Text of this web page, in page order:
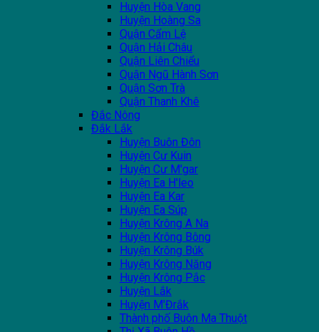
Huyện Hòa Vang
Huyện Hoàng Sa
Quận Cẩm Lệ
Quận Hải Châu
Quận Liên Chiểu
Quận Ngũ Hành Sơn
Quận Sơn Trà
Quận Thanh Khê
Đắc Nông
Đắk Lắk
Huyện Buôn Đôn
Huyện Cư Kuin
Huyện Cư M'gar
Huyện Ea H'leo
Huyện Ea Kar
Huyện Ea Súp
Huyện Krông A Na
Huyện Krông Bông
Huyện Krông Búk
Huyện Krông Năng
Huyện Krông Pắc
Huyện Lắk
Huyện M'Đrắk
Thành phố Buôn Ma Thuột